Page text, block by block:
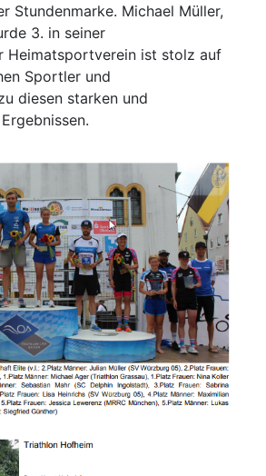
Stundenmarke. Michael Müller,
3. in seiner
Heimatsportverein ist stolz auf
Sportler und
diesen starken und